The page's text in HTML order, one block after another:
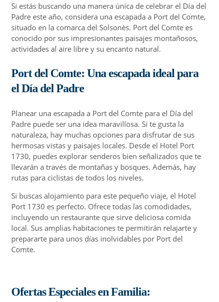
Si estás buscando una manera única de celebrar el Día del
Padre este año, considera una escapada a Port del Comte,
situado en la comarca del Solsonès. Port del Comte es
conocido por sus impresionantes paisajes montañosos,
actividades al aire libre y su encanto natural.
Port del Comte: Una escapada ideal para
el Día del Padre
Planear una escapada a Port del Comte para el Día del
Padre puede ser una idea maravillosa. Si te gusta la
naturaleza, hay muchas opciones para disfrutar de sus
hermosas vistas y paisajes locales. Desde el Hotel Port
1730, puedes explorar senderos bien señalizados que te
llevarán a través de montañas y bosques. Además, hay
rutas para ciclistas de todos los niveles.
Si buscas alojamiento para este pequeño viaje, el Hotel
Port 1730 es perfecto. Ofrece todas las comodidades,
incluyendo un restaurante que sirve deliciosa comida
local. Sus amplias habitaciones te permitirán relajarte y
prepararte para unos días inolvidables por Port del
Comte.
Ofertas Especiales en Familia: